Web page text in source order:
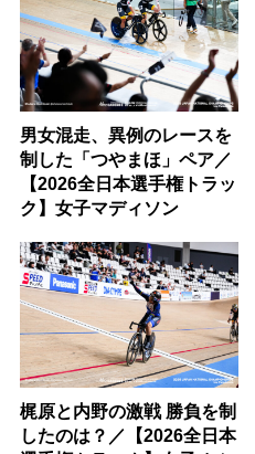
男女混走、異例のレースを
制した「つやまほ」ペア／
【2026全日本選手権トラッ
ク】女子マディソン
梶原と内野の激戦 勝負を制
したのは？／【2026全日本